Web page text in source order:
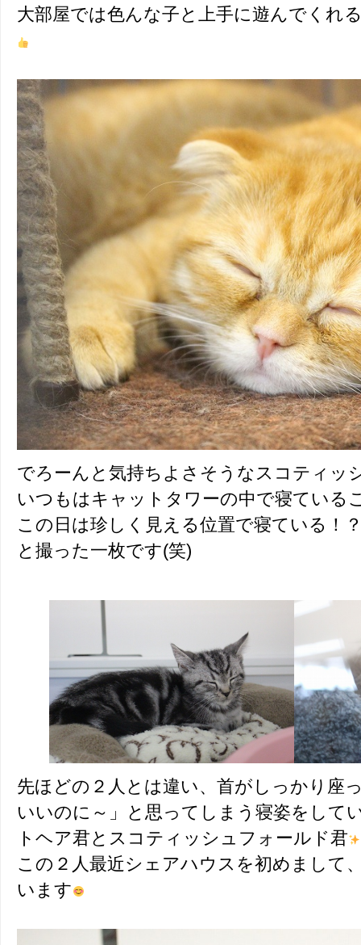
大部屋では色んな子と上手に遊んでくれ
でろーんと気持ちよさそうなスコティッ
いつもはキャットタワーの中で寝ている
この日は珍しく見える位置で寝ている！
と撮った一枚です(笑)
先ほどの２人とは違い、首がしっかり座
いいのに～」と思ってしまう寝姿をして
トヘア君とスコティッシュフォールド君
この２人最近シェアハウスを初めまして
います